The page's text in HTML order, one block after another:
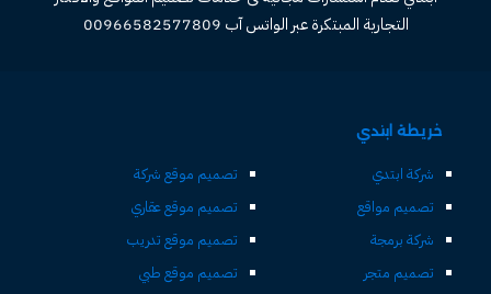
التجارية المبتكرة عبر الواتس آب 00966582577809
خريطة ابتدي
شركة ابتدي
تصميم مواقع
شركة برمجة
تصميم متجر
تصميم موقع شركة
تصميم موقع عقاري
تصميم موقع تدريب
تصميم موقع طبي